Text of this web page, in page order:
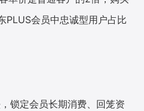
PLUS会员中忠诚型用户占比
锁定会员长期消费、回笼资